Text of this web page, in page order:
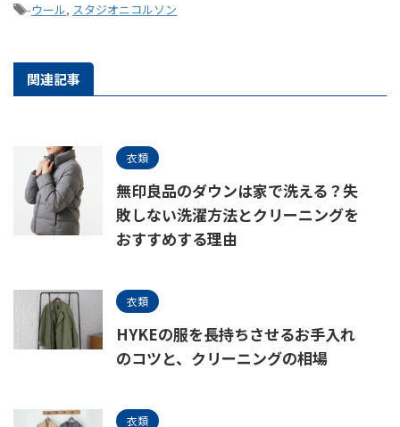
-ウール, スタジオニコルソン
関連記事
衣類
無印良品のダウンは家で洗える？失
敗しない洗濯方法とクリーニングを
おすすめする理由
衣類
HYKEの服を長持ちさせるお手入れ
のコツと、クリーニングの相場
衣類